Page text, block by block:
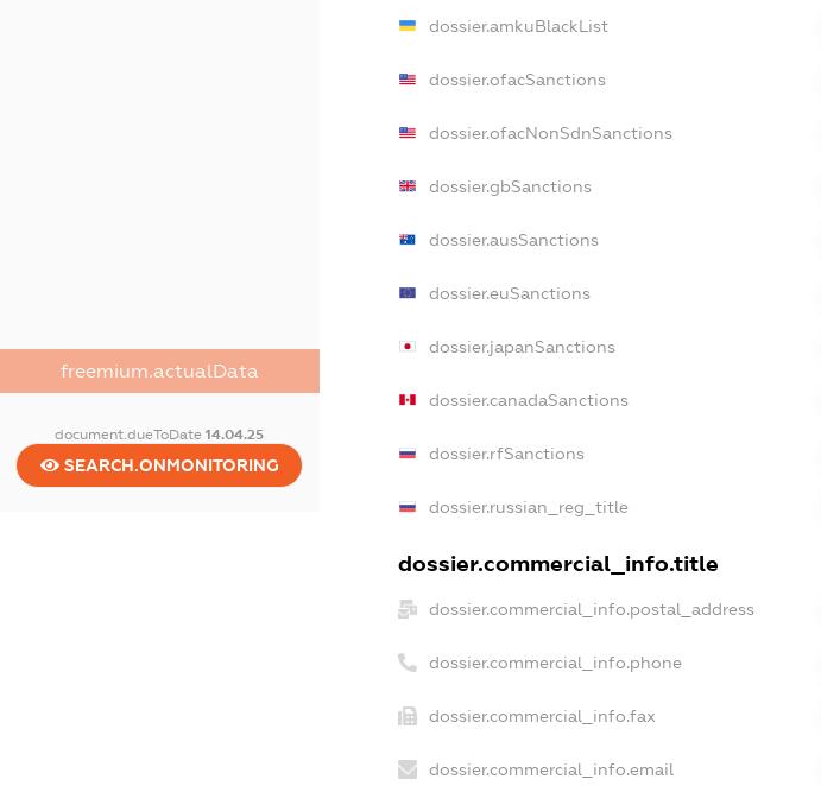
freemium.actualData
document.dueToDate14.04.25
SEARCH.ONMONITORING
dossier.amkuBlackList
dossier.ofacSanctions
dossier.ofacNonSdnSanctions
dossier.gbSanctions
dossier.ausSanctions
dossier.euSanctions
dossier.japanSanctions
dossier.canadaSanctions
dossier.rfSanctions
dossier.russian_reg_title
dossier.commercial_info.title
dossier.commercial_info.postal_address
dossier.commercial_info.phone
dossier.commercial_info.fax
dossier.commercial_info.email